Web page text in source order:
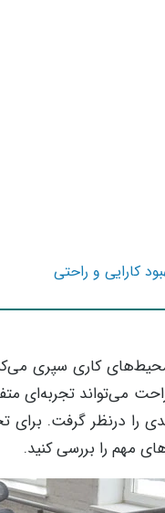
کارایی و راحتی
کاری سپری
می‌تواند تجربه‌ای
را درنظر گرفت.
مهم را بررسی کنید.